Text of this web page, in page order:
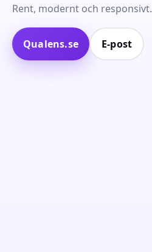
Rent, modernt och responsivt.
Qualens.se E‑post